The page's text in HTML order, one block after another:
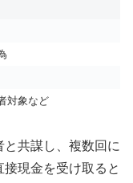
対象など
共謀し、複数回に
現金を受け取ると